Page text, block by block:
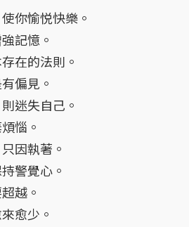
你愉悦快樂。
記憶。
在的法則。
偏見。
迷失自己。
惱。
因執著。
警覺心。
越。
愈少。